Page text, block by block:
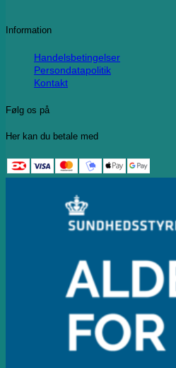
Information
Handelsbetingelser
Persondatapolitik
Kontakt
Følg os på
Her kan du betale med